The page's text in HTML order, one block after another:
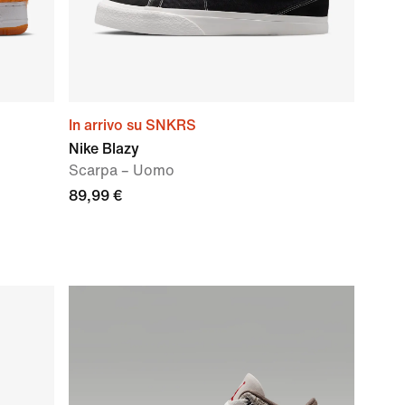
In arrivo su SNKRS
Nike Blazy
Scarpa – Uomo
89,99 €